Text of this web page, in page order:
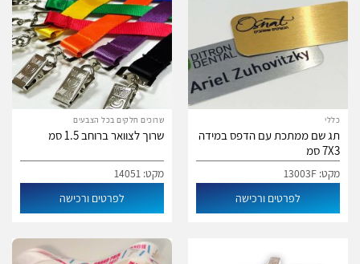
כללי
תג שם ממתכת עם הדפס במידה
7X3 סמ
מקט: 13003F
לפרטים ורכישה
שרוכים חלקים בכל הצבעים
שרוך לצוואר ברוחב 1.5 סמ
מקט: 14051
לפרטים ורכישה